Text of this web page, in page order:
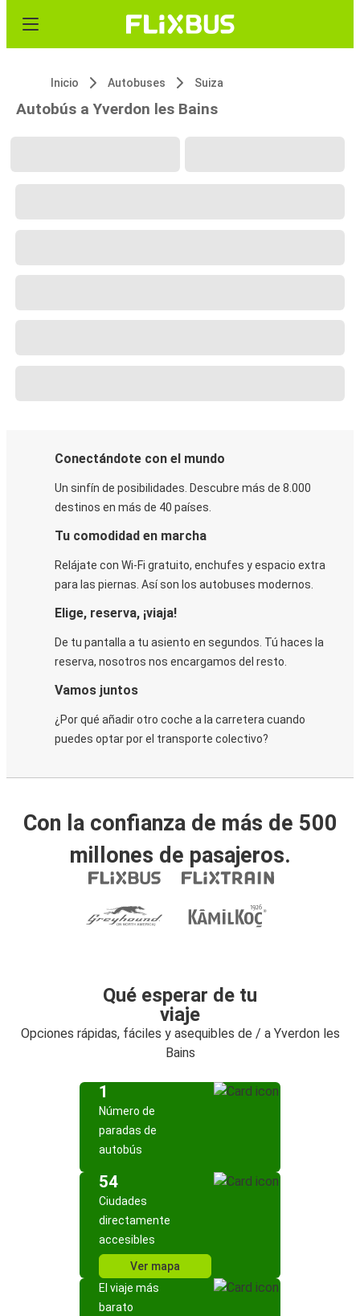
Inicio Autobuses Suiza
Autobús a Yverdon les Bains
Conectándote con el mundo
Un sinfín de posibilidades. Descubre más de 8.000
destinos en más de 40 países.
Tu comodidad en marcha
Relájate con Wi-Fi gratuito, enchufes y espacio extra
para las piernas. Así son los autobuses modernos.
Elige, reserva, ¡viaja!
De tu pantalla a tu asiento en segundos. Tú haces la
reserva, nosotros nos encargamos del resto.
Vamos juntos
¿Por qué añadir otro coche a la carretera cuando
puedes optar por el transporte colectivo?
Con la confianza de más de 500
millones de pasajeros.
Qué esperar de tu
viaje
Opciones rápidas, fáciles y asequibles de / a Yverdon les
Bains
1
Número de
paradas de
autobús
54
Ciudades
directamente
accesibles
Ver mapa
El viaje más
barato